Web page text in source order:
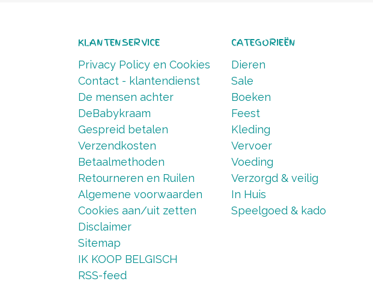
KLANTENSERVICE
Privacy Policy en Cookies
Contact - klantendienst
De mensen achter
DeBabykraam
Gespreid betalen
Verzendkosten
Betaalmethoden
Retourneren en Ruilen
Algemene voorwaarden
Cookies aan/uit zetten
Disclaimer
Sitemap
IK KOOP BELGISCH
RSS-feed
CATEGORIEËN
Dieren
Sale
Boeken
Feest
Kleding
Vervoer
Voeding
Verzorgd & veilig
In Huis
Speelgoed & kado